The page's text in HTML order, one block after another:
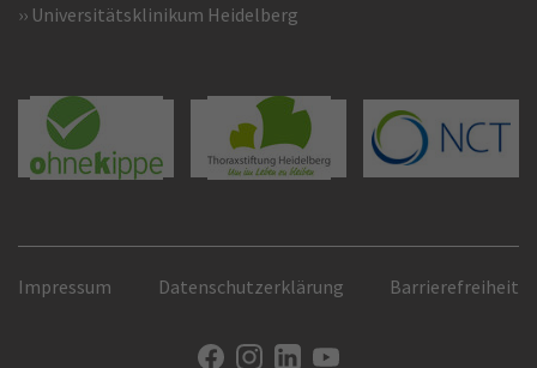
Universitätsklinikum Heidelberg
Impressum Datenschutzerklärung Barrierefreiheit